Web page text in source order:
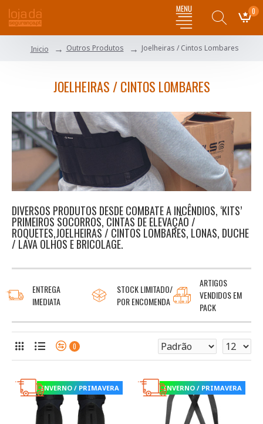
0
Inicio Outros Produtos Joelheiras / Cintos Lombares
JOELHEIRAS / CINTOS LOMBARES
DIVERSOS PRODUTOS DESDE COMBATE A INCÊNDIOS, ‘KITS’
PRIMEIROS SOCORROS, CINTAS DE ELEVAÇÃO /
ROQUETES,JOELHEIRAS / CINTOS LOMBARES, LONAS, DUCHE
/ LAVA OLHOS E BRICOLAGE.
ENTREGA
IMEDIATA
STOCK LIMITADO/
POR ENCOMENDA
ARTIGOS
VENDIDOS EM
PACK
0
INVERNO / PRIMAVERA INVERNO / PRIMAVERA